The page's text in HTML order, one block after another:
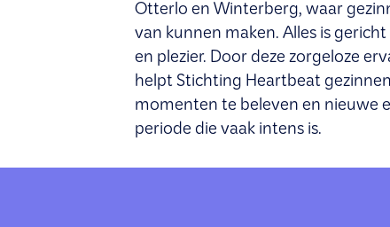
Otterlo en Winterberg, waar
van kunnen maken. Alles is
en plezier. Door deze zorgeloze
helpt Stichting Heartbeat
momenten te beleven en nieuwe
periode die vaak intens is.